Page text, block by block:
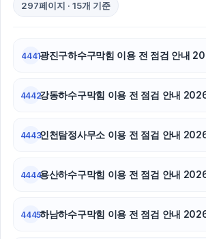
용인
서
서초
297페이지 · 15개 기준
4441광진구하수구막힘 이용 전 점검 안내
4442강동하수구막힘 이용 전 점검 안내
4443인천탐정사무소 이용 전 점검 안내
4444용산하수구막힘 이용 전 점검 안내
4445하남하수구막힘 이용 전 점검 안내